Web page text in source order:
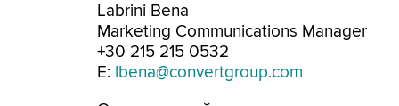
Labrini Bena
Marketing Communications Manager
+30 215 215 0532
E: lbena@convertgroup.com